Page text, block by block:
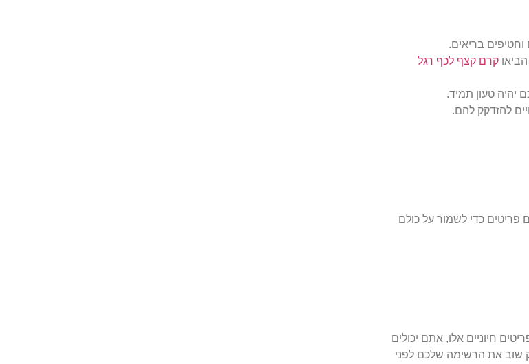
בריאים.
קרם קצף לכף רגל
יהיה טעון תמיד.
להזדקק להם.
פריטים כדי לשמור על כולם
חיוניים אלו, אתם יכולים
שוב את הרשימה שלכם לפני